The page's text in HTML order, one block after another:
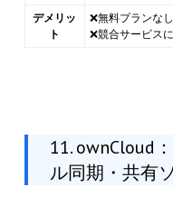
デメリッ
ト
❌無料プランな
❌競合サービス
11. ownCloud
ル同期・共有